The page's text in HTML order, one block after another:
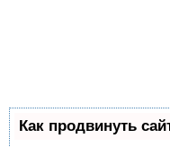
Как продвинуть